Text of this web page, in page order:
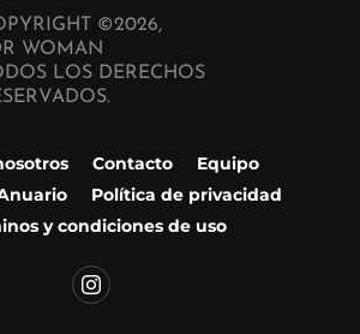
©2026,
WOMAN
LOS DERECHOS
Contacto
Equipo
Política de privacidad
y condiciones de uso